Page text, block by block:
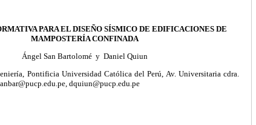
PARA EL DISEÑO SÍSMICO DE EDIFICACIONES DE
MAMPOSTERÍA CONFINADA
Ángel San Bartolomé y Daniel Quiun
Pontificia Universidad Católica del Perú, Av. Universitaria cdra.
dquiun@pucp.edu.pe